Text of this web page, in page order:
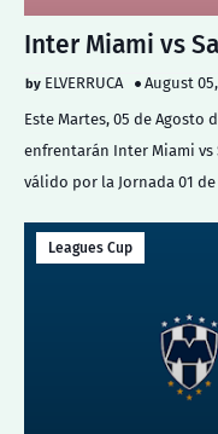
Inter Miami vs
ELVERRUCA
August
Este Martes, 05 de Agosto
enfrentarán Inter Miami vs
válido por la Jornada 01
Leagues Cup